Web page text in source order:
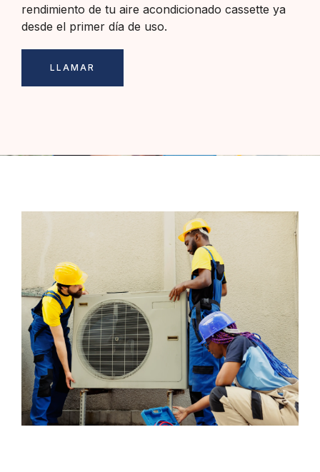
rendimiento de tu aire acondicionado cassette ya
desde el primer día de uso.
LLAMAR